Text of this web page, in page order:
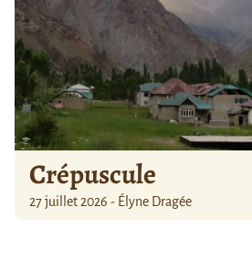
Crépuscule
27 juillet 2026 - Élyne Dragée